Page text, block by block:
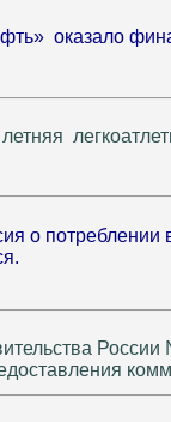
оказало
о